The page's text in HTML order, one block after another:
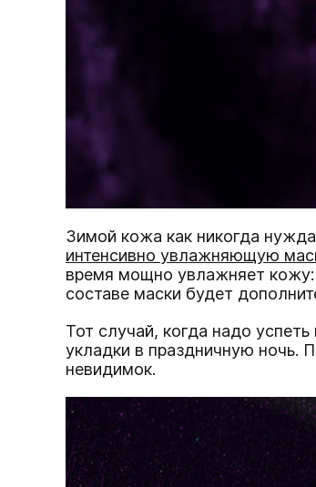
Зимой кожа как никогда
интенсивно увлажняющую
время мощно увлажняет кожу:
составе маски будет
Тот случай, когда надо успеть
укладки в праздничную ночь.
невидимок.